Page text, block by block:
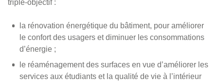
triple-objectif :
la rénovation énergétique du bâtiment, pour améliorer
le confort des usagers et diminuer les consommations
d’énergie ;
le réaménagement des surfaces en vue d’améliorer les
services aux étudiants et la qualité de vie à l’intérieur